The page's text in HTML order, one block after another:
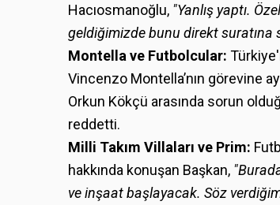
Hacıosmanoğlu, "Yanlış yaptı.
geldiğimizde bunu direkt suratına
Montella ve Futbolcular:
Vincenzo Montella’nın görevine
Orkun Kökçü arasında sorun
reddetti.
Milli Takım Villaları ve Prim:
hakkında konuşan Başkan,
ve inşaat başlayacak. Söz